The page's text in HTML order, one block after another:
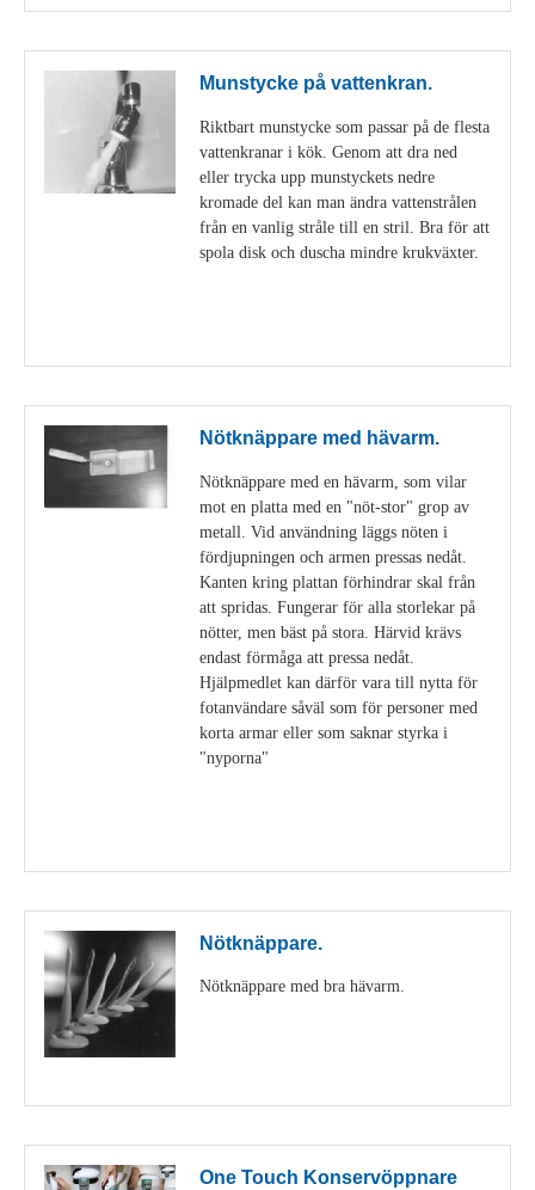
Munstycke på vattenkran.
Riktbart munstycke som passar på de flesta
vattenkranar i kök. Genom att dra ned
eller trycka upp munstyckets nedre
kromade del kan man ändra vattenstrålen
från en vanlig stråle till en stril. Bra för att
spola disk och duscha mindre krukväxter.
Nötknäppare med hävarm.
Nötknäppare med en hävarm, som vilar
mot en platta med en "nöt-stor" grop av
metall. Vid användning läggs nöten i
fördjupningen och armen pressas nedåt.
Kanten kring plattan förhindrar skal från
att spridas. Fungerar för alla storlekar på
nötter, men bäst på stora. Härvid krävs
endast förmåga att pressa nedåt.
Hjälpmedlet kan därför vara till nytta för
fotanvändare såväl som för personer med
korta armar eller som saknar styrka i
"nyporna"
Nötknäppare.
Nötknäppare med bra hävarm.
One Touch Konservöppnare